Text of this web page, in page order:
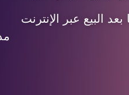
البيع عبر الإنترنت